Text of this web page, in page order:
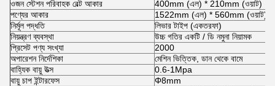
ওজন স্টেশন পরিবাহক বেল্ট আকার
400mm (এল) * 210mm (ওয়াট)
পণ্যের আকার
1522mm (এল) * 560mm (ওয়াট)
নির্মূল পদ্ধতি
লিভার টাইপ (একতরফা)
নিয়ন্ত্রণ ব্যবস্থা
উচ্চ গতির একটি / ডি নমুনা নিয়ামক
প্রিসেট পণ্য সংখ্যা
2000
অপারেশন নির্দেশিকা
মেশিন ভিত্তিক, ডান থেকে বামে
বাহ্যিক বায়ু উত্স
0.6-1Mpa
বায়ু চাপ ইন্টারফেস
Φ8mm